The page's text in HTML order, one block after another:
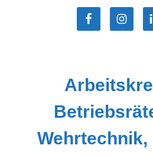
Wehrtechnik,